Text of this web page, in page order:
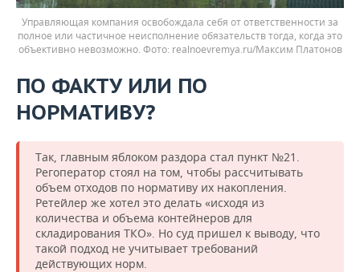
Управляющая компания освобождала себя от ответственности за
полное или частичное неисполнение обязательств тогда, когда это
объективно невозможно.
realnoevremya.ru/Максим Платонов
ПО ФАКТУ ИЛИ ПО
НОРМАТИВУ?
Так, главным яблоком раздора стал пункт №21.
Регоператор стоял на том, чтобы рассчитывать
объем отходов по нормативу их накопления.
Ретейлер же хотел это делать «исходя из
количества и объема контейнеров для
складирования ТКО». Но суд пришел к выводу, что
такой подход не учитывает требований
действующих норм.